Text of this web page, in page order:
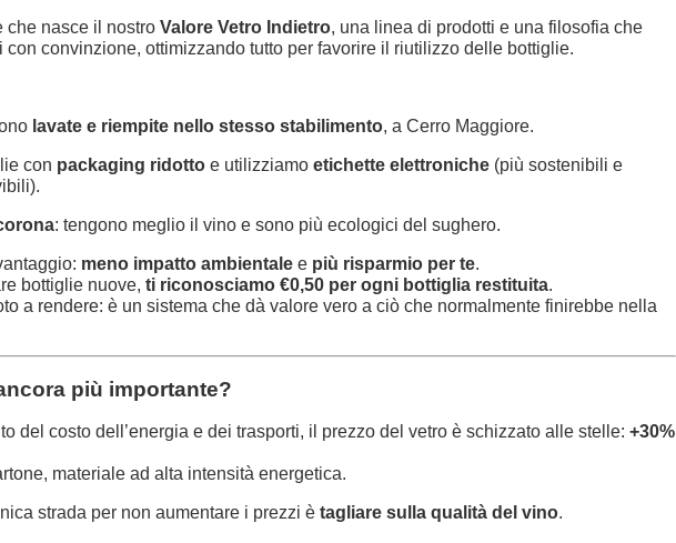
che nasce il nostro Valore Vetro Indietro, una linea di prodotti e una filosofia che
con convinzione, ottimizzando tutto per favorire il riutilizzo delle bottiglie.
lavate e riempite nello stesso stabilimento, a Cerro Maggiore.
con packaging ridotto e utilizziamo etichette elettroniche (più sostenibili e
: tengono meglio il vino e sono più ecologici del sughero.
meno impatto ambientale e più risparmio per te.
bottiglie nuove, ti riconosciamo €0,50 per ogni bottiglia restituita.
a rendere: è un sistema che dà valore vero a ciò che normalmente finirebbe nella
più importante?
del costo dell’energia e dei trasporti, il prezzo del vetro è schizzato alle stelle: +30%
materiale ad alta intensità energetica.
strada per non aumentare i prezzi è tagliare sulla qualità del vino.